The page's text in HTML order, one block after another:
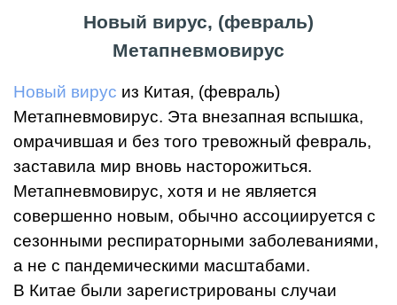
Новый вирус, (февраль)
Метапневмовирус
Новый вирус из Китая, (февраль)
Метапневмовирус. Эта внезапная вспышка,
омрачившая и без того тревожный февраль,
заставила мир вновь насторожиться.
Метапневмовирус, хотя и не является
совершенно новым, обычно ассоциируется с
сезонными респираторными заболеваниями,
а не с пандемическими масштабами.
В Китае были зарегистрированы случаи